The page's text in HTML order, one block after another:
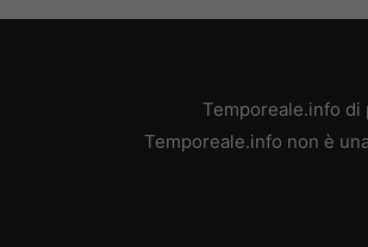
Temporeale.info di
Temporeale.info non è